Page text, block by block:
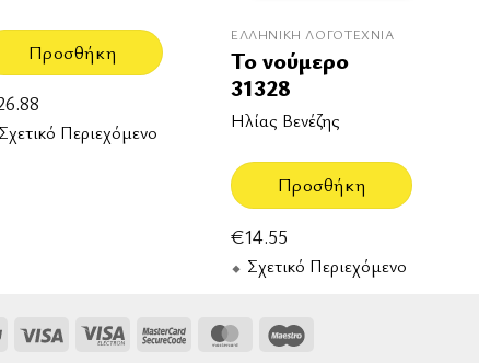
Προσθήκη
Σχετικό Περιεχόμενο
ΕΛΛΗΝΙΚΉ ΛΟΓΟΤΕΧΝΊΑ
Το νούμερο
31328
Ηλίας Βενέζης
Προσθήκη
€14.55
Σχετικό Περιεχόμενο
PayPal Visa
Visa
MasterCardMasterCard